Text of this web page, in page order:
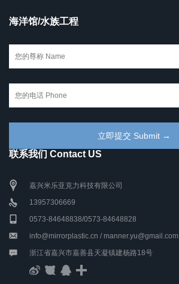
海洋馆/水族工程
联系我们 Contact US
嘉兴米乐亚克力科技有限公司
13957306669
0573-84648838/0573-84648828
info@mirrorplastic.cn / manner.yu@gmail.com
浙江省嘉兴市嘉善县天凝镇建杨路18号